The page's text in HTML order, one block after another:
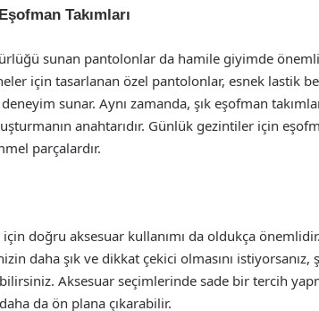
Takımları
sunan pantolonlar da hamile giyimde
için tasarlanan özel pantolonlar, esnek lastik
sunar. Aynı zamanda, şık eşofman
anahtarıdır. Günlük gezintiler için
parçalardır.
doğru aksesuar kullanımı da oldukça
daha şık ve dikkat çekici olmasını istiyorsanız,
Aksesuar seçimlerinde sade bir tercih
da ön plana çıkarabilir.